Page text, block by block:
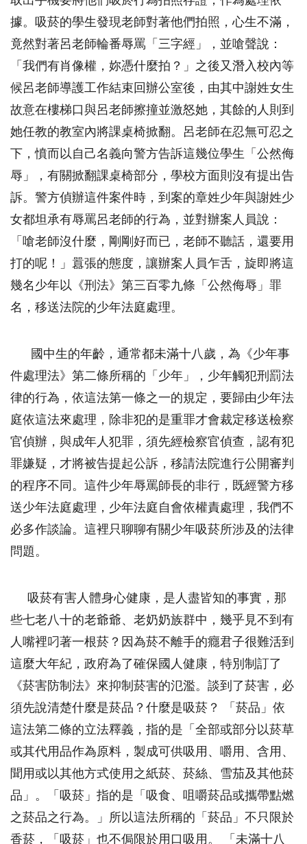
據。吸菸的學生發現老師對著他們拍照，心生不滿，
竟然對著呂老師輪番辱罵「三字經」，並嗆聲說：
「我們有肖像權，妳憑什麼拍？」之後又潛入校內等
候呂老師導護工作結束回辦公室後，由其中謝姓女生
故意在樓梯口與呂老師擦撞並激怒她，其餘的人則到
她任教的教室內將課桌椅掀翻。呂老師在忍無可忍之
下，憤而以自己名義向警方告訴這幾位學生「公然侮
辱」，有關掀翻課桌椅部分，學校方面則沒有提出告
訴。警方偵辦這件案件時，到案的章姓少年與謝姓少
女都坦承有辱罵呂老師的行為，並對辦案人員說：
「嗆老師沒什麼，剛剛好而已，老師不聽話，還要用
打的呢！」囂張的態度，讓辦案人員乍舌，旋即將這
幾名少年以《刑法》第三百零九條「公然侮辱」罪
名，移送法院的少年法庭處理。
國中生的年齡，通常都未滿十八歲，為《少年事
件處理法》第二條所稱的「少年」，少年觸犯刑罰法
律的行為，依這法第一條之一的規定，要歸由少年法
庭依這法來處理，除非犯的是重罪才會裁定移送檢察
官偵辦，與成年人犯罪，須先經檢察官偵查，認有犯
罪嫌疑，才將被告提起公訴，移請法院進行公開審判
的程序不同。這件少年辱罵師長的非行，既經警方移
送少年法庭處理，少年法庭自會依權責處理，我們不
必多作談論。這裡只聊聊有關少年吸菸所涉及的法律
問題。
吸菸有害人體身心健康，是人盡皆知的事實，那
些七老八十的老爺爺、老奶奶族群中，幾乎見不到有
人嘴裡叼著一根菸？因為菸不離手的癮君子很難活到
這麼大年紀，政府為了確保國人健康，特別制訂了
《菸害防制法》來抑制菸害的氾濫。談到了菸害，必
須先說清楚什麼是菸品？什麼是吸菸？ 「菸品」依
這法第二條的立法釋義，指的是「全部或部分以菸草
或其代用品作為原料，製成可供吸用、嚼用、含用、
聞用或以其他方式使用之紙菸、菸絲、雪茄及其他菸
品」。「吸菸」指的是「吸食、咀嚼菸品或攜帶點燃
之菸品之行為。」所以這法所稱的「菸品」不只限於
香菸，「吸菸」也不侷限於用口吸用。 「未滿十八